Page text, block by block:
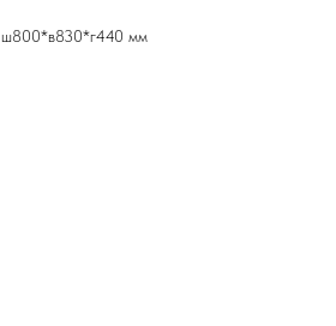
ш800*в830*г440 мм